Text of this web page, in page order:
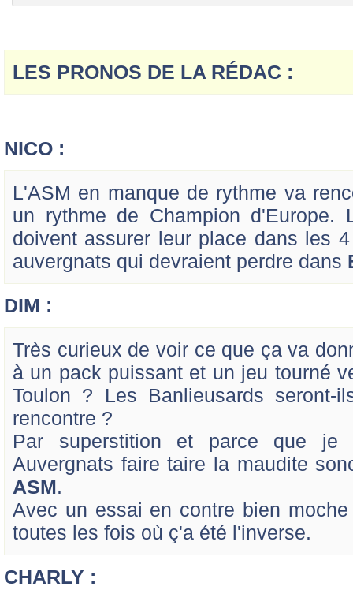
LES PRONOS DE LA RÉDAC :
NICO :
L'ASM en manque de rythme va
un rythme de Champion d'Europe.
doivent assurer leur place dans les
auvergnats qui devraient perdre dans
DIM :
Très curieux de voir ce que ça va
à un pack puissant et un jeu tourné
Toulon ? Les Banlieusards
rencontre ?
Par superstition et parce que
Auvergnats faire taire la maudite
ASM.
Avec un essai en contre bien
toutes les fois où ç'a été l'inverse.
CHARLY :